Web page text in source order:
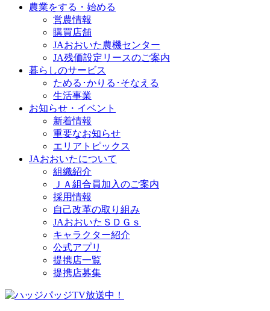
農業をする・始める
営農情報
購買店舗
JAおおいた農機センター
JA残価設定リースのご案内
暮らしのサービス
ためる･かりる･そなえる
生活事業
お知らせ・イベント
新着情報
重要なお知らせ
エリアトピックス
JAおおいたについて
組織紹介
ＪＡ組合員加入のご案内
採用情報
自己改革の取り組み
JAおおいたＳＤＧｓ
キャラクター紹介
公式アプリ
提携店一覧
提携店募集